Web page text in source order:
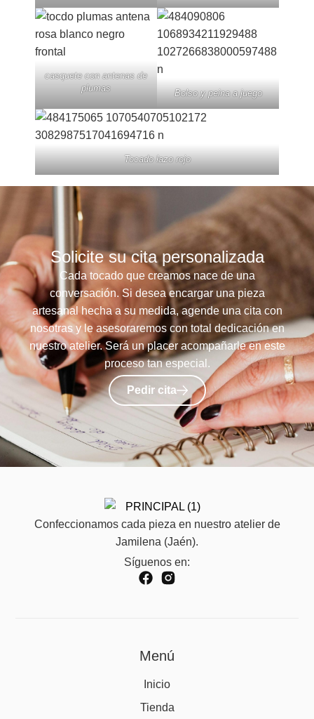
casquete con antenas de
plumas
Bolso y peina a juego
Tocado lazo rojo
Solicite su cita personalizada
Cada tocado que creamos nace de una
conversación. Si desea encargar una pieza
artesanal hecha a su medida, agende una cita con
nosotras y le asesoraremos con total dedicación en
nuestro atelier. Será un placer acompañarle en este
proceso tan especial.
Pedir cita
Confeccionamos cada pieza en nuestro atelier de
Jamilena (Jaén).
Síguenos en:
Menú
Inicio
Tienda